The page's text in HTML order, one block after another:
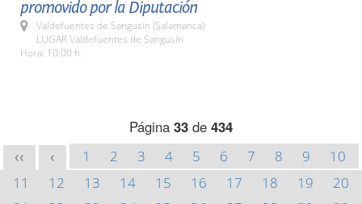
promovido por la Diputación
Valdefuentes de Sangusín (Salamanca)
LUGAR Valdefuentes de Sangusín
Hora: 10:00 h.
Página 33 de 434
<< < 1 2 3 4 5 6 7 8 9
10
11
12 13 14 15 16 17 18 19
20